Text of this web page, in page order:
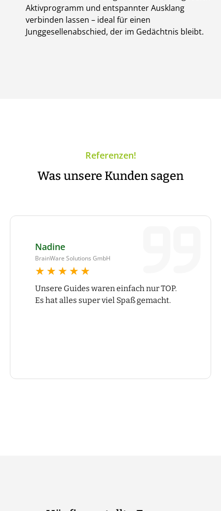
Aktivprogramm und entspannter Ausklang
verbinden lassen – ideal für einen
Junggesellenabschied, der im Gedächtnis bleibt.
Referenzen!
Was unsere Kunden sagen
Nadine
BrainWare Solutions GmbH
★★★★★
★★★★★
Unsere Guides waren einfach nur TOP.
Es hat alles super viel Spaß gemacht.